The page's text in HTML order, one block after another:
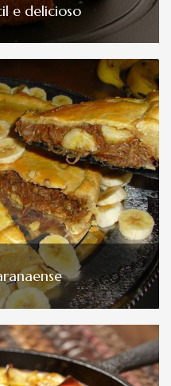
e delicioso